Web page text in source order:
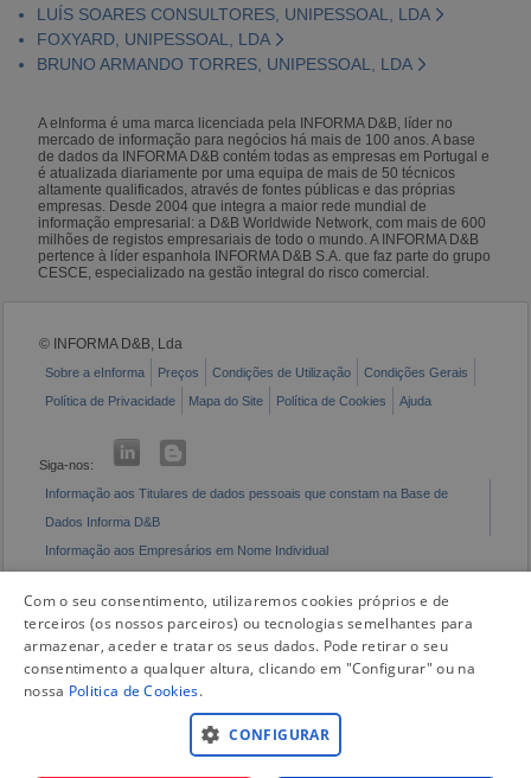
LUÍS SOARES CONSULTORES, UNIPESSOAL, LDA
FOXYARD, UNIPESSOAL, LDA
BRUNO ARMANDO TORRES, UNIPESSOAL, LDA
A eInforma é uma marca licenciada pela INFORMA D&B, líder no
mercado de informação para negócios há mais de 100 anos. A base
de dados da INFORMA D&B contém todas as empresas em Portugal e
é atualizada diariamente por uma equipa de mais de 50 técnicos
altamente qualificados, através de fontes públicas e das próprias
empresas. Desde 2004 que integra a maior rede mundial de
informação empresarial: a D&B Worldwide Network, com mais de 600
milhões de registos empresariais de todo o mundo. A INFORMA D&B
pertence à líder espanhola INFORMA D&B S.A. que faz parte do grupo
CESCE, especializado na gestão integral do risco comercial.
© INFORMA D&B, Lda
Sobre a eInforma Preços Condições de Utilização
Condições Gerais
Política de Privacidade
Mapa do Site Política de Cookies Ajuda
Siga-nos:
Informação aos Titulares de dados pessoais que constam na Base de
Dados Informa D&B
Informação aos Empresários em Nome Individual
Com o seu consentimento, utilizaremos cookies próprios e de
terceiros (os nossos parceiros) ou tecnologias semelhantes para
armazenar, aceder e tratar os seus dados. Pode retirar o seu
consentimento a qualquer altura, clicando em "Configurar" ou na
nossa Politica de Cookies.
CONFIGURAR